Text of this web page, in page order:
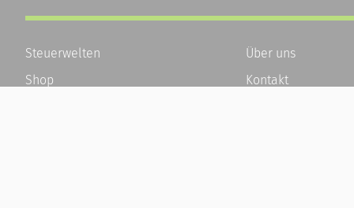
Steuerwelten
Shop
Über uns
Kontakt